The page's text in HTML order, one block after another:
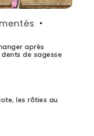
après
de sagesse
les rôties au